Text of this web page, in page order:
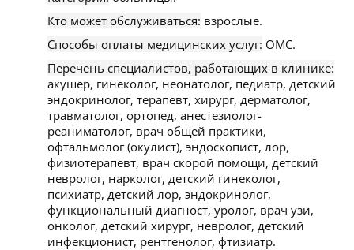
Кто может обслуживаться: взрослые.
Способы оплаты медицинских услуг: ОМС.
Перечень специалистов, работающих в клинике:
акушер, гинеколог, неонатолог, педиатр, детский
эндокринолог, терапевт, хирург, дерматолог,
травматолог, ортопед, анестезиолог-
реаниматолог, врач общей практики,
офтальмолог (окулист), эндоскопист, лор,
физиотерапевт, врач скорой помощи, детский
невролог, нарколог, детский гинеколог,
психиатр, детский лор, эндокринолог,
функциональный диагност, уролог, врач узи,
онколог, детский хирург, невролог, детский
инфекционист, рентгенолог, фтизиатр.